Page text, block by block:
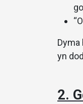
yn
2.